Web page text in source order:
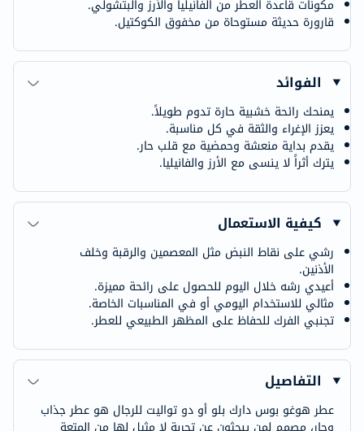
مكونات قاعدة العطر من الفانيليا والأرز والبتشولي.
قارورة حديثة مستوحاة من مخفوق الكوكتيل.
الفوائد
يمنحك رائحة خشبية حارة تدوم طويلاً.
يعزز الإغراء والثقة في كل مناسبة.
يقدم بداية منعشة وحمضية مع قلب حار.
يترك أثراً لا ينسى مع الأرز والفانيليا.
كيفية الاستعمال
رشي على نقاط النبض مثل المعصمين والرقبة وخلف
الأذنين.
أعيدي رشه خلال اليوم للحصول على رائحة مميزة.
مثالي للاستخدام اليومي أو في المناسبات الخاصة.
تجنبي الفرك للحفاظ على المظهر الطبيعي للعطر.
التفاصيل
عطر هوغو بوس دارك بلو أو دو تواليت للرجال هو عطر جذاب